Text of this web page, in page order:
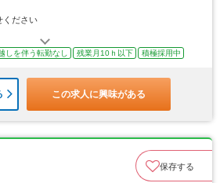
ださい
しを伴う転勤なし 残業月10ｈ以下 積極採用中
この求人に興味がある
保存する